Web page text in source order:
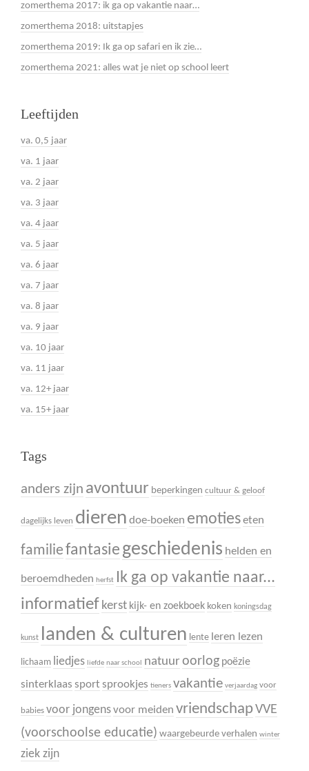
zomerthema 2017: ik ga op vakantie naar…
zomerthema 2018: uitstapjes
zomerthema 2019: Ik ga op safari en ik zie…
zomerthema 2021: alles wat je niet op school leert
Leeftijden
va. 0,5 jaar
va. 1 jaar
va. 2 jaar
va. 3 jaar
va. 4 jaar
va. 5 jaar
va. 6 jaar
va. 7 jaar
va. 8 jaar
va. 9 jaar
va. 10 jaar
va. 11 jaar
va. 12+ jaar
va. 15+ jaar
Tags
anders zijn avontuur beperkingen cultuur & geloof
dagelijks leven dieren doe-boeken emotieseten
familiefantasie geschiedenis helden en
beroemdheden herfst Ik ga op vakantie naar...
informatief kerst kijk- en zoekboek koken koningsdag
kunst landen & culturen lente leren lezen
lichaam liedjes liefde naar school natuur oorlog poëzie
sinterklaas sport sprookjes tieners vakantie verjaardag voor
babies voor jongensvoor meiden vriendschapVVE
(voorschoolse educatie) waargebeurde verhalen winter
ziek zijn